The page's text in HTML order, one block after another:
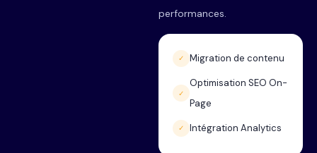
performances.
✓ Migration de contenu
✓
Optimisation SEO On-
Page
✓ Intégration Analytics